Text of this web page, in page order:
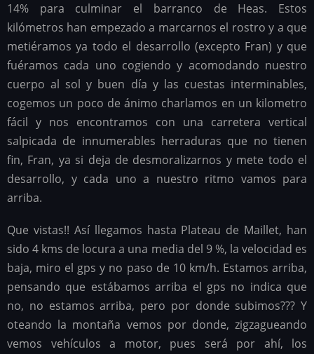
14% para culminar el barranco de Heas. Estos
kilómetros han empezado a marcarnos el rostro y a que
metiéramos ya todo el desarrollo (excepto Fran) y que
fuéramos cada uno cogiendo y acomodando nuestro
cuerpo al sol y buen día y las cuestas interminables,
cogemos un poco de ánimo charlamos en un kilometro
fácil y nos encontramos con una carretera vertical
salpicada de innumerables herraduras que no tienen
fin, Fran, ya si deja de desmoralizarnos y mete todo el
desarrollo, y cada uno a nuestro ritmo vamos para
arriba.
Que vistas!! Así llegamos hasta Plateau de Maillet, han
sido 4 kms de locura a una media del 9 %, la velocidad es
baja, miro el gps y no paso de 10 km/h. Estamos arriba,
pensando que estábamos arriba el gps no indica que
no, no estamos arriba, pero por donde subimos??? Y
oteando la montaña vemos por donde, zigzagueando
vemos vehículos a motor, pues será por ahí, los